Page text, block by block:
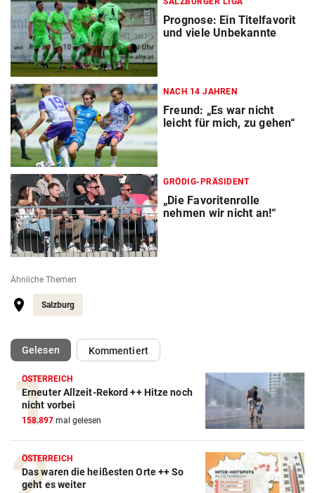
Prognose: Ein Titelfavorit
und viele Unbekannte
NACH 14 JAHREN
Freund: „Es war nicht
leicht für mich, zu gehen“
GRÖDIG-PRÄSIDENT
„Die Favoritenrolle
nehmen wir nicht an!“
Ähnliche Themen
Salzburg
Gelesen(ausgewählt)Kommentiert
ÖSTERREICH
Erneuter Allzeit-Rekord ++ Hitze noch
nicht vorbei
158.897 mal gelesen
ÖSTERREICH
Das waren die heißesten Orte ++ So
geht es weiter